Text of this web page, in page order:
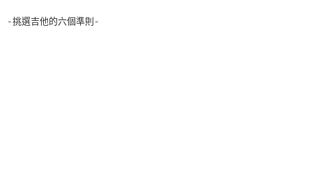
-挑選吉他的六個準則-